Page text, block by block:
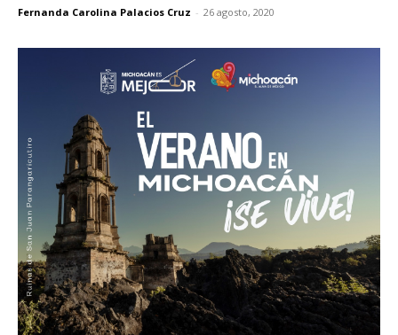
Fernanda Carolina Palacios Cruz - 26 agosto, 2020